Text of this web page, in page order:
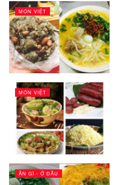
MÓN VIỆT
MÓN VIỆT
ĂN GÌ - Ở ĐÂU